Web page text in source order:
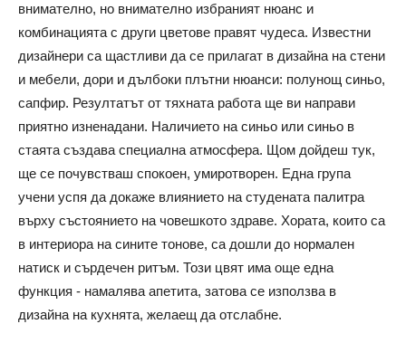
внимателно, но внимателно избраният нюанс и
комбинацията с други цветове правят чудеса. Известни
дизайнери са щастливи да се прилагат в дизайна на стени
и мебели, дори и дълбоки плътни нюанси: полунощ синьо,
сапфир. Резултатът от тяхната работа ще ви направи
приятно изненадани. Наличието на синьо или синьо в
стаята създава специална атмосфера. Щом дойдеш тук,
ще се почувстваш спокоен, умиротворен. Една група
учени успя да докаже влиянието на студената палитра
върху състоянието на човешкото здраве. Хората, които са
в интериора на сините тонове, са дошли до нормален
натиск и сърдечен ритъм. Този цвят има още една
функция - намалява апетита, затова се използва в
дизайна на кухнята, желаещ да отслабне.